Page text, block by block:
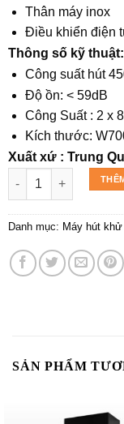
Thân máy inox
Điều khiển điện
Thông số kỹ thuật:
Công suất hút
Độ ồn: < 59dB
Công Suất : 2 x
Kích thước:
Xuất xứ : Trung
Máy hút khử mùi
Danh mục: Máy hút
SẢN PHẨM